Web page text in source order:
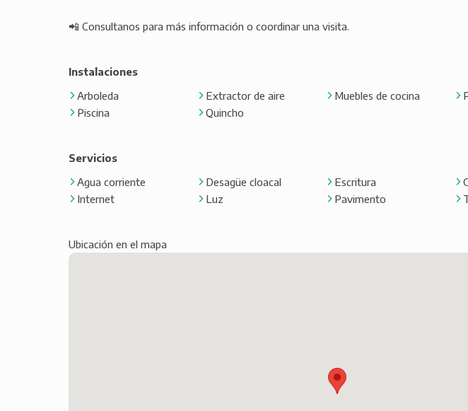
📲 Consultanos para más información o coordinar una visita.
Instalaciones
Arboleda
Extractor de aire Muebles de cocina
Piscina
Quincho
Servicios
Agua corriente
Desagüe cloacal Escritura
Internet
Luz Pavimento
Ubicación en el mapa